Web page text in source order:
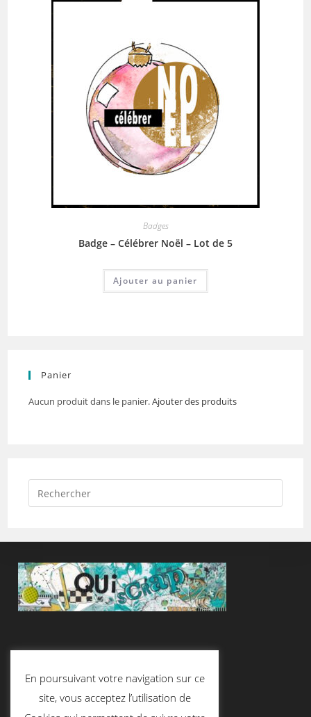
Badges
Badge – Célébrer Noël – Lot de 5
Ajouter au panier
Panier
Aucun produit dans le panier.Ajouter des produits
En poursuivant votre navigation sur ce
site, vous acceptez l’utilisation de